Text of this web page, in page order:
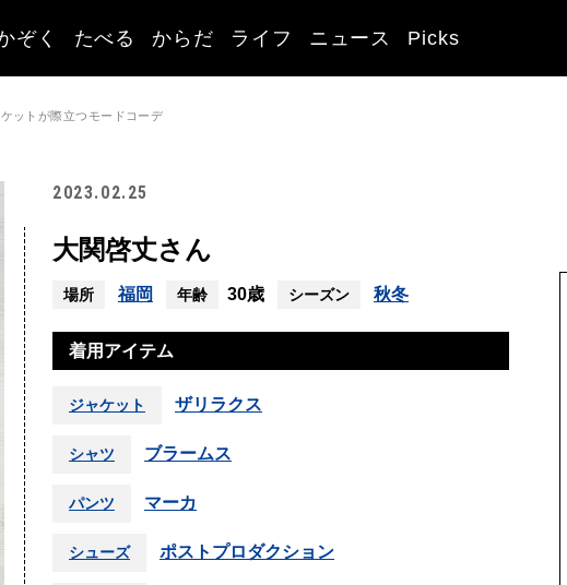
ぞく たべる からだ ライフ ニュース Picks
ットが際立つモードコーデ
2023.02.25
大関啓丈さん
場所 福岡 年齢 30歳 シーズン 秋冬
着用アイテム
ジャケット ザリラクス
シャツ ブラームス
パンツ マーカ
シューズ ポストプロダクション